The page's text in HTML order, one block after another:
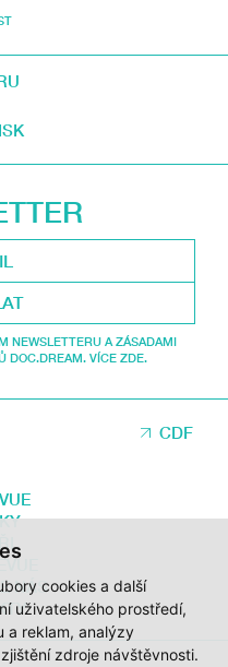
cookies a další
uživatelského prostředí,
a reklam, analýzy
zdroje návštěvnosti.
NEWSLETTERU A ZÁSADAMI
DOC.DREAM. VÍCE ZDE.
CDF
NÁS